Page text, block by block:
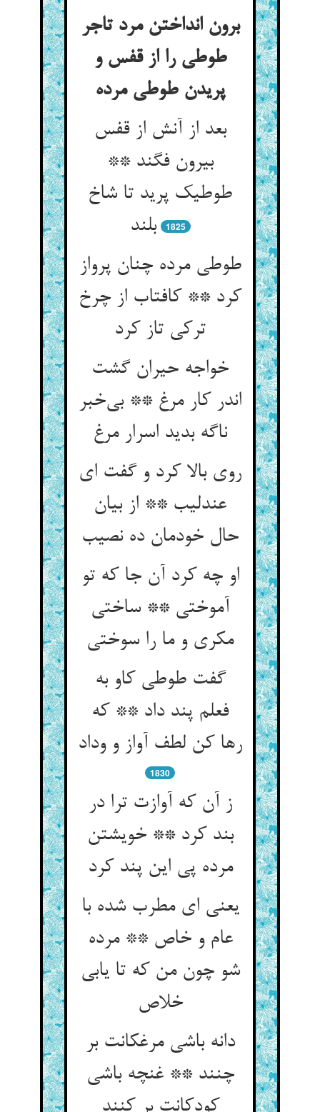
برون انداختن مرد تاجر
طوطی را از قفس و
بعد از آنش از قفس
بیرون فگند **
طوطیک پرید تا شاخ
بلند
1825
طوطی مرده چنان پرواز
کرد ** کافتاب از چرخ
ترکی تاز کرد
خواجه حیران گشت
اندر کار مرغ ** بی‌‌خبر
روی بالا کرد و گفت ای
عندلیب ** از بیان
او چه کرد آن جا که تو
آموختی ** ساختی
گفت طوطی کاو به
فعلم پند داد ** که
رها کن لطف آواز و وداد
1830
ز آن که آوازت ترا در
بند کرد ** خویشتن
مرده پی این پند کرد
یعنی ای مطرب شده با
عام و خاص ** مرده
شو چون من که تا یابی
خلاص‌‌
دانه باشی مرغکانت بر
چنند ** غنچه باشی
کودکانت بر کنند